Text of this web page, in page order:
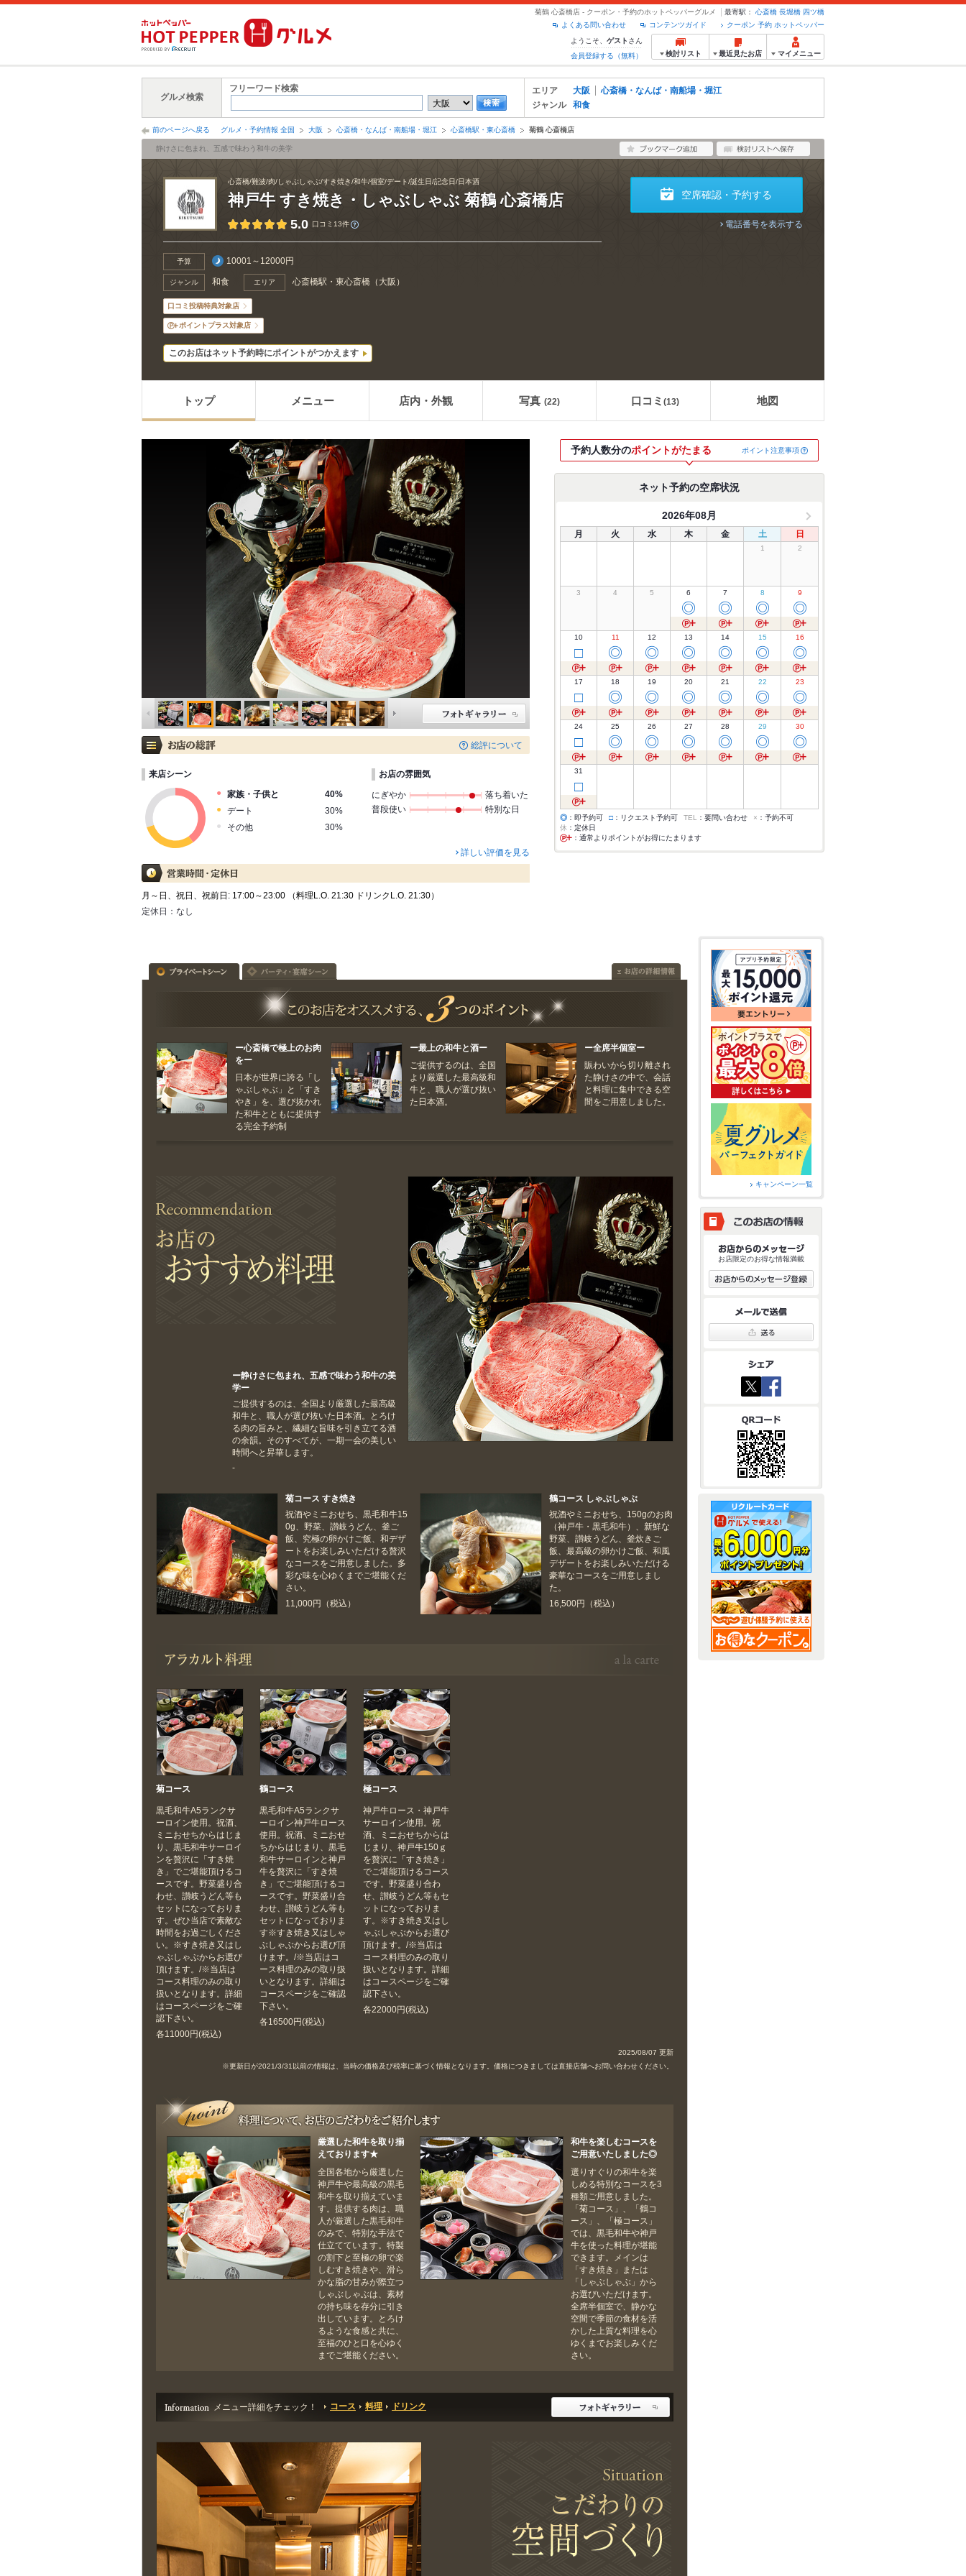
菊鶴 心斎橋店 - クーポン・予約のホットペッパーグルメ 最寄駅： 心斎橋 長堀橋 四ツ橋
クーポン 予約 ホットペッパー
コンテンツガイド
よくある問い合わせ
ようこそ、 ゲスト さん
会員登録する（無料）
検討リスト 最近見たお店 マイメニュー
グルメ検索
フリーワード検索 エリア 大阪
心斎橋・なんば・南船場・堀江
ジャンル
和食
前のページへ戻る グルメ・予約情報 全国 大阪 心斎橋・なんば・南船場・堀江 心斎橋駅・東心斎橋 菊鶴 心斎橋店
静けさに包まれ、五感で味わう和牛の美学
心斎橋/難波/肉/しゃぶしゃぶ/すき焼き/和牛/個室/デート/誕生日/記念日/日本酒
神戸牛 すき焼き・しゃぶしゃぶ 菊鶴 心斎橋店
5.0 口コミ13件
予算 10001～12000円
ジャンル 和食 エリア 心斎橋駅・東心斎橋 （ 大阪 ）
空席確認・予約する
電話番号を表示する
口コミ投稿特典対象店
ポイントプラス対象店
このお店はネット予約時にポイントがつかえます
トップ メニュー 店内・外観 写真 (22) 口コミ (13) 地図
総評について
来店シーン
家族・子供と
40%
デート
30%
その他
30%
お店の雰囲気
にぎやか
落ち着いた
普段使い
特別な日
詳しい評価を見る
月～日、祝日、祝前日: 17:00～23:00 （料理L.O. 21:30 ドリンクL.O. 21:30）
定休日： なし
予約人数分のポイントがたまる ポイント注意事項
ネット予約の空席状況
2026年08月
月 火 水 木 金 土 日
1 2
3 4 5 6
◎
7
◎
8
◎
9
◎
10
□
11
◎
12
◎
13
◎
14
◎
15
◎
16
◎
17
□
18
◎
19
◎
20
◎
21
◎
22
◎
23
◎
24
□
25
◎
26
◎
27
◎
28
◎
29
◎
30
◎
31
□
◎ ：即予約可 □ ：リクエスト予約可 TEL ：要問い合わせ × ：予約不可
休 ：定休日
：通常よりポイントがお得にたまります
ー心斎橋で極上のお肉
をー
日本が世界に誇る「し
ゃぶしゃぶ」と「すき
やき」を、選び抜かれ
た和牛とともに提供す
る完全予約制
ー最上の和牛と酒ー
ご提供するのは、全国
より厳選した最高級和
牛と、職人が選び抜い
た日本酒。
ー全席半個室ー
賑わいから切り離され
た静けさの中で、会話
と料理に集中できる空
間をご用意しました。
ー静けさに包まれ、五感で味わう和牛の美
学ー
ご提供するのは、全国より厳選した最高級
和牛と、職人が選び抜いた日本酒。とろけ
る肉の旨みと、繊細な旨味を引き立てる酒
の余韻。そのすべてが、一期一会の美しい
時間へと昇華します。
-
菊コース すき焼き
祝酒やミニおせち、黒毛和牛15
0g、野菜、讃岐うどん、釜ご
飯、究極の卵かけご飯、和デザ
ートをお楽しみいただける贅沢
なコースをご用意しました。多
彩な味を心ゆくまでご堪能くだ
さい。
11,000円（税込）
鶴コース しゃぶしゃぶ
祝酒やミニおせち、150gのお肉
（神戸牛・黒毛和牛）、新鮮な
野菜、讃岐うどん、釜炊きご
飯、最高級の卵かけご飯、和風
デザートをお楽しみいただける
豪華なコースをご用意しまし
た。
16,500円（税込）
菊コース
黒毛和牛A5ランクサ
ーロイン使用。祝酒、
ミニおせちからはじま
り、黒毛和牛サーロイ
ンを贅沢に「すき焼
き」でご堪能頂けるコ
ースです。野菜盛り合
わせ、讃岐うどん等も
セットになっておりま
す。ぜひ当店で素敵な
時間をお過ごしくださ
い。※すき焼き又はし
ゃぶしゃぶからお選び
頂けます。/※当店は
コース料理のみの取り
扱いとなります。詳細
はコースページをご確
認下さい。
各11000円(税込)
鶴コース
黒毛和牛A5ランクサ
ーロイン神戸牛ロース
使用。祝酒、ミニおせ
ちからはじまり、黒毛
和牛サーロインと神戸
牛を贅沢に「すき焼
き」でご堪能頂けるコ
ースです。野菜盛り合
わせ、讃岐うどん等も
セットになっておりま
す※すき焼き又はしゃ
ぶしゃぶからお選び頂
けます。/※当店はコ
ース料理のみの取り扱
いとなります。詳細は
コースページをご確認
下さい。
各16500円(税込)
極コース
神戸牛ロース・神戸牛
サーロイン使用。祝
酒、ミニおせちからは
じまり、神戸牛150ｇ
を贅沢に「すき焼き」
でご堪能頂けるコース
です。野菜盛り合わ
せ、讃岐うどん等もセ
ットになっておりま
す。※すき焼き又はし
ゃぶしゃぶからお選び
頂けます。/※当店は
コース料理のみの取り
扱いとなります。詳細
はコースページをご確
認下さい。
各22000円(税込)
2025/08/07 更新
※更新日が2021/3/31以前の情報は、当時の価格及び税率に基づく情報となります。価格につきましては直接店舗へお問い合わせください。
厳選した和牛を取り揃
えております★
全国各地から厳選した
神戸牛や最高級の黒毛
和牛を取り揃えていま
す。提供する肉は、職
人が厳選した黒毛和牛
のみで、特別な手法で
仕立てています。特製
の割下と至極の卵で楽
しむすき焼きや、滑ら
かな脂の甘みが際立つ
しゃぶしゃぶは、素材
の持ち味を存分に引き
出しています。とろけ
るような食感と共に、
至福のひと口を心ゆく
までご堪能ください。
和牛を楽しむコースを
ご用意いたしました◎
選りすぐりの和牛を楽
しめる特別なコースを3
種類ご用意しました。
「菊コース」、「鶴コ
ース」、「極コース」
では、黒毛和牛や神戸
牛を使った料理が堪能
できます。メインは
「すき焼き」または
「しゃぶしゃぶ」から
お選びいただけます。
全席半個室で、静かな
空間で季節の食材を活
かした上質な料理を心
ゆくまでお楽しみくだ
さい。
メニュー詳細をチェック！ コース 料理 ドリンク
キャンペーン一覧
お店限定のお得な情報満載